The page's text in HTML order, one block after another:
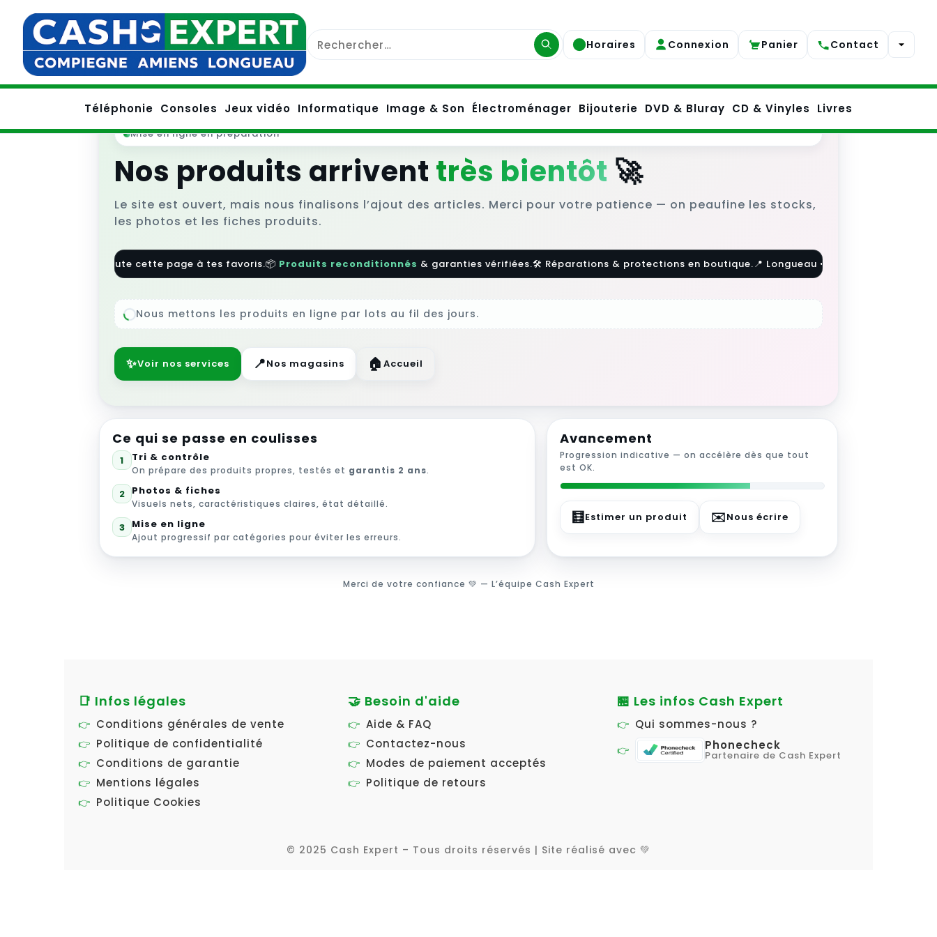
Horaires Connexion Panier Contact
Téléphonie Consoles Jeux vidéo Informatique Image & Son Électroménager Bijouterie DVD & Bluray CD & Vinyles Livres
Mise en ligne en préparation
Nos produits arrivent très bientôt 🚀
Le site est ouvert, mais nous finalisons l’ajout des articles. Merci pour votre patience — on peaufine les stocks,
les photos et les fiches produits.
💡 Astuce : ajoute cette page à tes favoris.📦Produits reconditionnés& garanties vérifiées.🛠️ Réparations & protections en boutique.📍 Longueau • Amiens • Compiègne.
Nous mettons les produits en ligne par lots au fil des jours.
✨Voir nos services 📍Nos magasins 🏠 Accueil
Ce qui se passe en coulisses
1 Tri & contrôle
On prépare des produits propres, testés et garantis 2 ans.
2 Photos & fiches
Visuels nets, caractéristiques claires, état détaillé.
3 Mise en ligne
Ajout progressif par catégories pour éviter les erreurs.
Avancement
Progression indicative — on accélère dès que tout
est OK.
🧮Estimer un produit ✉️Nous écrire
Merci de votre confiance 💚 — L’équipe Cash Expert
📑 Infos légales
Conditions générales de vente
Politique de confidentialité
Conditions de garantie
Mentions légales
Politique Cookies
🤝 Besoin d'aide
Aide & FAQ
Contactez-nous
Modes de paiement acceptés
Politique de retours
🏪 Les infos Cash Expert
Qui sommes-nous ?
Phonecheck
Partenaire de Cash Expert
© 2025 Cash Expert – Tous droits réservés | Site réalisé avec 💚